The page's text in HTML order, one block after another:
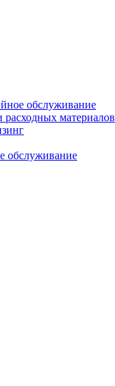
обслуживание
расходных материалов
обслуживание